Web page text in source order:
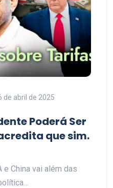
de abril de 2025
Poderá Ser
que sim.
e China vai além das